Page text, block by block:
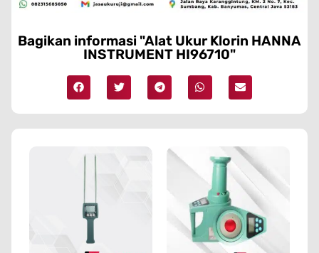
Bagikan informasi "Alat Ukur Klorin HANNA
INSTRUMENT HI96710"